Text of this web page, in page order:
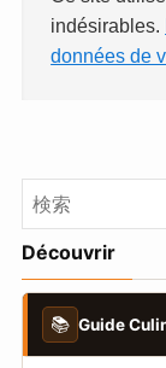
indésirables.
données de
Découvrir
📚 Guide